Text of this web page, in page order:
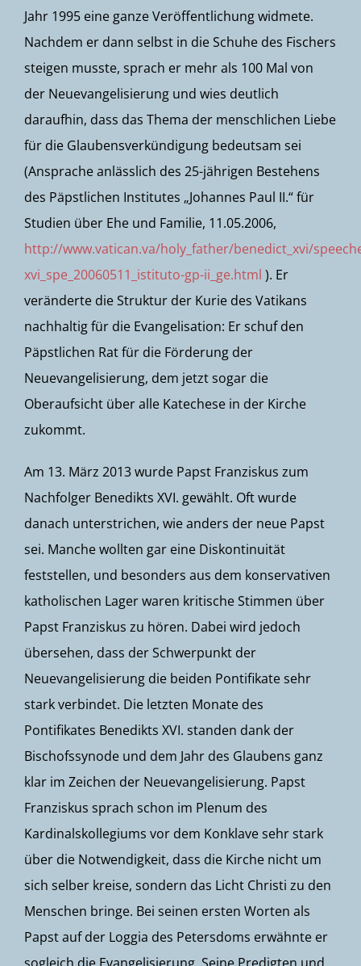
Jahr 1995 eine ganze Veröffentlichung widmete.
Nachdem er dann selbst in die Schuhe des Fischers
steigen musste, sprach er mehr als 100 Mal von
der Neuevangelisierung und wies deutlich
daraufhin, dass das Thema der menschlichen Liebe
für die Glaubensverkündigung bedeutsam sei
(Ansprache anlässlich des 25-jährigen Bestehens
des Päpstlichen Institutes „Johannes Paul II.“ für
Studien über Ehe und Familie, 11.05.2006,
http://www.vatican.va/holy_father/benedict_xvi/
xvi_spe_20060511_istituto-gp-ii_ge.html ). Er
veränderte die Struktur der Kurie des Vatikans
nachhaltig für die Evangelisation: Er schuf den
Päpstlichen Rat für die Förderung der
Neuevangelisierung, dem jetzt sogar die
Oberaufsicht über alle Katechese in der Kirche
zukommt.
Am 13. März 2013 wurde Papst Franziskus zum
Nachfolger Benedikts XVI. gewählt. Oft wurde
danach unterstrichen, wie anders der neue Papst
sei. Manche wollten gar eine Diskontinuität
feststellen, und besonders aus dem konservativen
katholischen Lager waren kritische Stimmen über
Papst Franziskus zu hören. Dabei wird jedoch
übersehen, dass der Schwerpunkt der
Neuevangelisierung die beiden Pontifikate sehr
stark verbindet. Die letzten Monate des
Pontifikates Benedikts XVI. standen dank der
Bischofssynode und dem Jahr des Glaubens ganz
klar im Zeichen der Neuevangelisierung. Papst
Franziskus sprach schon im Plenum des
Kardinalskollegiums vor dem Konklave sehr stark
über die Notwendigkeit, dass die Kirche nicht um
sich selber kreise, sondern das Licht Christi zu den
Menschen bringe. Bei seinen ersten Worten als
Papst auf der Loggia des Petersdoms erwähnte er